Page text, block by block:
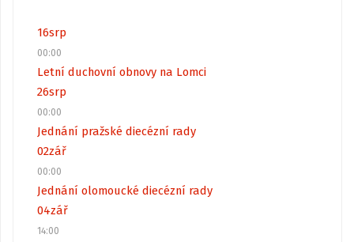
16srp
00:00
Letní duchovní obnovy na Lomci
26srp
00:00
Jednání pražské diecézní rady
02zář
00:00
Jednání olomoucké diecézní rady
04zář
14:00